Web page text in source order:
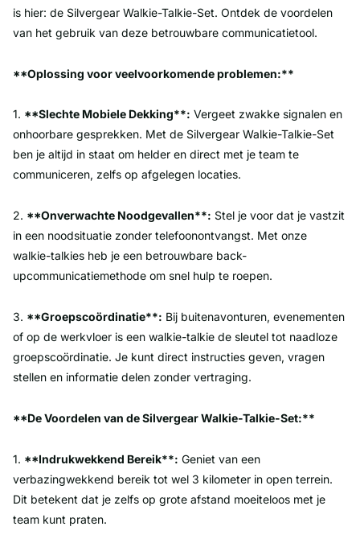
is hier: de Silvergear Walkie-Talkie-Set. Ontdek de voordelen
van het gebruik van deze betrouwbare communicatietool.
**Oplossing voor veelvoorkomende problemen:**
1. **Slechte Mobiele Dekking**: Vergeet zwakke signalen en
onhoorbare gesprekken. Met de Silvergear Walkie-Talkie-Set
ben je altijd in staat om helder en direct met je team te
communiceren, zelfs op afgelegen locaties.
2. **Onverwachte Noodgevallen**: Stel je voor dat je vastzit
in een noodsituatie zonder telefoonontvangst. Met onze
walkie-talkies heb je een betrouwbare back-
upcommunicatiemethode om snel hulp te roepen.
3. **Groepscoördinatie**: Bij buitenavonturen, evenementen
of op de werkvloer is een walkie-talkie de sleutel tot naadloze
groepscoördinatie. Je kunt direct instructies geven, vragen
stellen en informatie delen zonder vertraging.
**De Voordelen van de Silvergear Walkie-Talkie-Set:**
1. **Indrukwekkend Bereik**: Geniet van een
verbazingwekkend bereik tot wel 3 kilometer in open terrein.
Dit betekent dat je zelfs op grote afstand moeiteloos met je
team kunt praten.